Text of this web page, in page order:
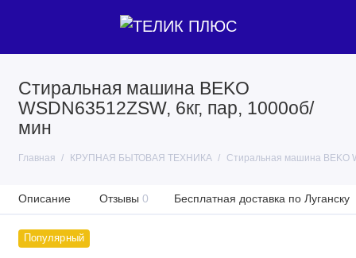
Стиральная машина BEKO
WSDN63512ZSW, 6кг, пар, 1000об/
мин
Главная КРУПНАЯ БЫТОВАЯ ТЕХНИКА Стиральная машина BEKO
Описание Отзывы 0 Бесплатная доставка по Луганску
Популярный